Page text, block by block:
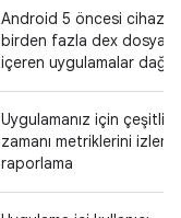
Android 5 öncesi
birden fazla dex dosyası
içeren uygulamalar
Uygulamanız için çeşitli
zamanı metriklerini
raporlama